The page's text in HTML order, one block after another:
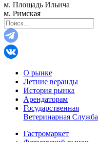
м. Площадь Ильича
м. Римская
О рынке
Летние веранды
История рынка
Арендаторам
Государственная
Ветеринарная Служба
Гастромаркет